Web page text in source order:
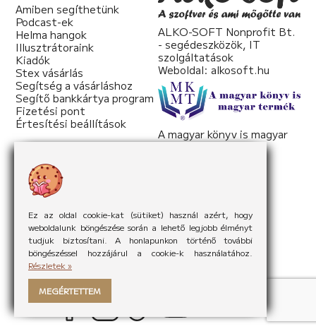
Ez az oldal cookie-kat (sütiket) használ azért, hogy
weboldalunk böngészése során a lehető legjobb élményt
tudjuk biztosítani. A honlapunkon történő további
böngészéssel hozzájárul a cookie-k használatához.
Részletek »
MEGÉRTETTEM
Amiben segíthetünk
Podcast-ek
Helma hangok
Illusztrátoraink
Kiadók
Stex vásárlás
Segítség a vásárláshoz
Segítő bankkártya program
Fizetési pont
Értesítési beállítások
ALKO-SOFT Nonprofit Bt.
- segédeszközök, IT
szolgáltatások
Weboldal: alkosoft.hu
A magyar könyv is magyar
termék